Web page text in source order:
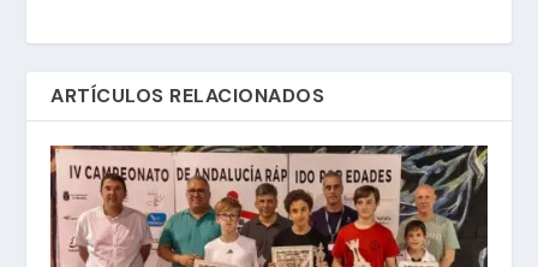
ARTÍCULOS RELACIONADOS